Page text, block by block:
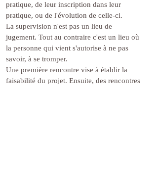
pratique, de leur inscription dans leur
pratique, ou de l'évolution de celle-ci.
La supervision n'est pas un lieu de
jugement. Tout au contraire c'est un lieu où
la personne qui vient s'autorise à ne pas
savoir, à se tromper.
Une première rencontre vise à établir la
faisabilité du projet. Ensuite, des rencontres